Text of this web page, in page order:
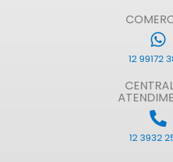
12 99172
12 3932